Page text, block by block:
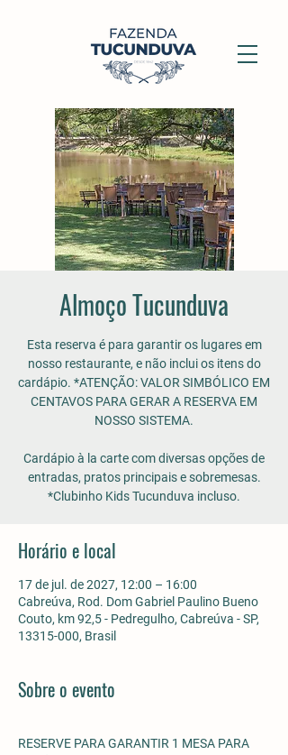
Almoço Tucunduva
Esta reserva é para garantir os lugares em
nosso restaurante, e não inclui os itens do
cardápio. *ATENÇÃO: VALOR SIMBÓLICO EM
CENTAVOS PARA GERAR A RESERVA EM
NOSSO SISTEMA.
Cardápio à la carte com diversas opções de
entradas, pratos principais e sobremesas.
*Clubinho Kids Tucunduva incluso.
Horário e local
17 de jul. de 2027, 12:00 – 16:00
Cabreúva, Rod. Dom Gabriel Paulino Bueno
Couto, km 92,5 - Pedregulho, Cabreúva - SP,
13315-000, Brasil
Sobre o evento
RESERVE PARA GARANTIR 1 MESA PARA